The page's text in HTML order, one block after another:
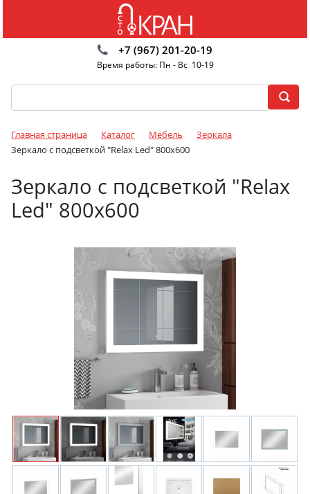
+7 (967) 201-20-19
Время работы: Пн - Вс 10-19
Главная страница Каталог Мебель
Зеркала
Зеркало с подсветкой "Relax Led" 800х600
Зеркало с подсветкой "Relax
Led" 800х600